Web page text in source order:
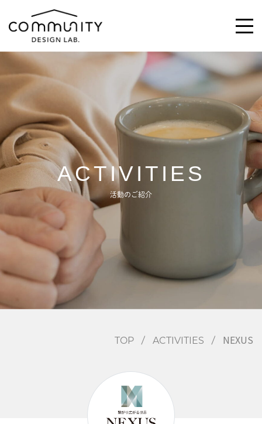
\求む!/ 助っ人・ご意見
ABOUT
ACTIVITIES
NEWS
EVENTS
ACTIVITIES
活動のご紹介
TOP / ACTIVITIES / NEXUS